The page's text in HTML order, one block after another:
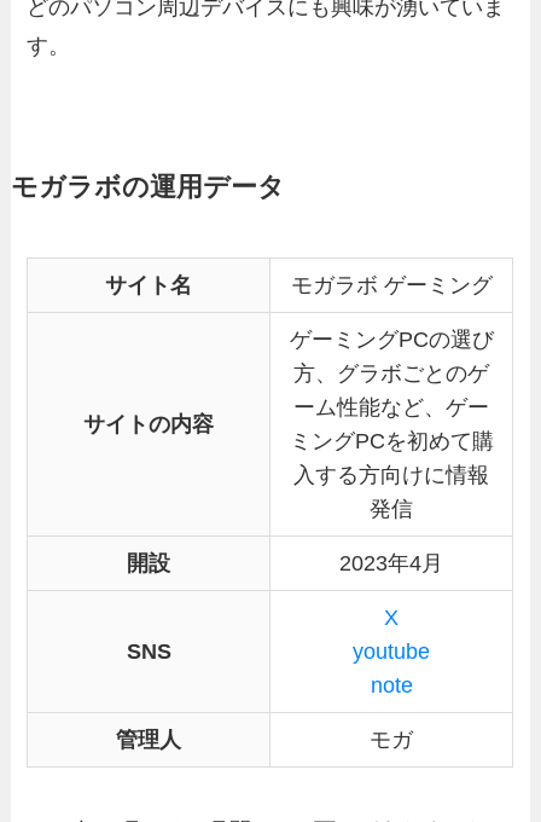
どのパソコン周辺デバイスにも興味が湧いていま
す。
モガラボの運用データ
サイト名 モガラボ ゲーミング
サイトの内容
ゲーミングPCの選び
方、グラボごとのゲ
ーム性能など、ゲー
ミングPCを初めて購
入する方向けに情報
発信
開設 2023年4月
SNS
X
youtube
note
管理人 モガ